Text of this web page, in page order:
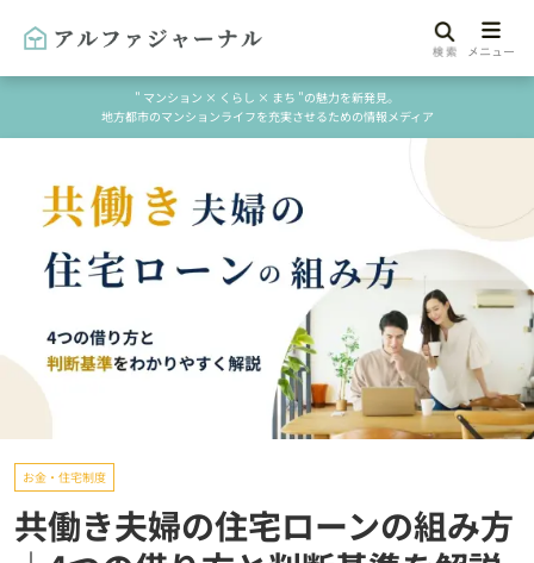
" マンション × くらし × まち "の魅力を新発見。
地方都市のマンションライフを充実させるための情報メディア
お金・住宅制度
共働き夫婦の住宅ローンの組み方